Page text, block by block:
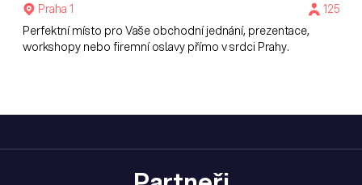
Praha 1
125
Perfektní místo pro Vaše obchodní jednání, prezentace,
workshopy nebo firemní oslavy přímo v srdci Prahy.